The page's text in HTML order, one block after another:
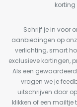
korting
Schrijf je in voor
aanbiedingen op
verlichting, smart
exclusieve kortingen,
Als een
vragen we je
uitschrijven door
klikken of een mailtje